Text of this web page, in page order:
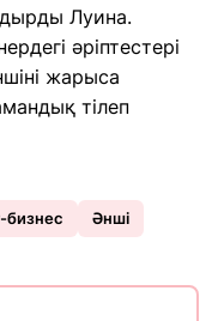
Луина.
әріптестері
жарыса
тілеп
Әнші